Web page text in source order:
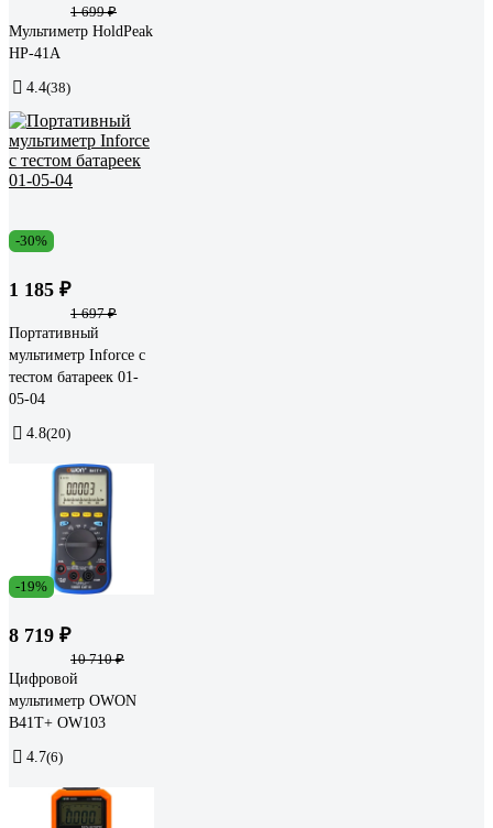
1 699 ₽
Мультиметр HoldPeak
HP-41A
4.4(38)
-30%
1 185 ₽
1 697 ₽
Портативный
мультиметр Inforce с
тестом батареек 01-
05-04
4.8(20)
-19%
8 719 ₽
10 710 ₽
Цифровой
мультиметр OWON
B41T+ OW103
4.7(6)